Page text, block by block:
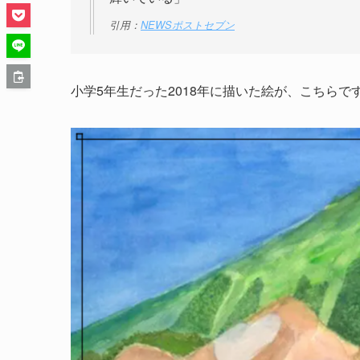
引用： NEWSポストセブン
小学5年生だった2018年に描いた絵が、こちらで